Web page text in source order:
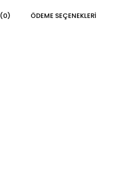
(0) ÖDEME SEÇENEKLERI